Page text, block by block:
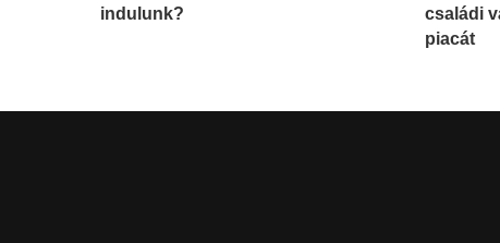
indulunk?
családi
piacát